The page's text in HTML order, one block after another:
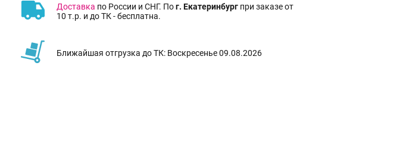
Доставка по России и СНГ. Пог. Екатеринбург при заказе от
10 т.р. и до ТК - бесплатна.
Ближайшая отгрузка до ТК: Воскресенье 09.08.2026